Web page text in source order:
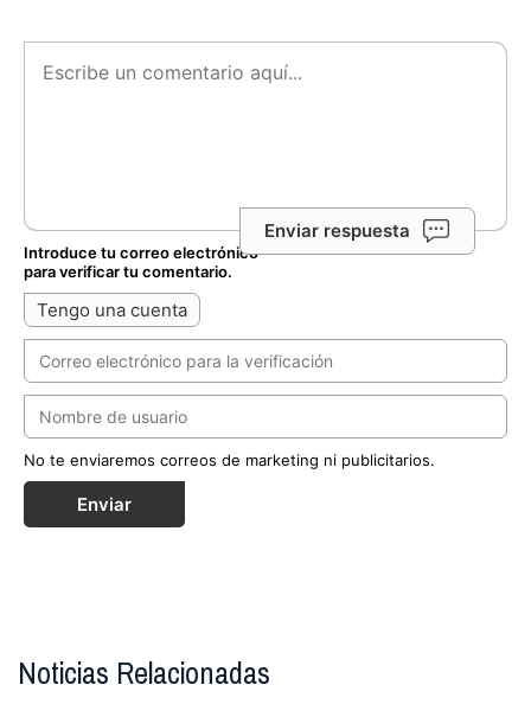
Enviar respuesta
Introduce tu correo electrónico
para verificar tu comentario.
Tengo una cuenta
No te enviaremos correos de marketing ni publicitarios.
Enviar
Noticias Relacionadas